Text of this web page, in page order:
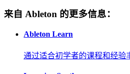
来自 Ableton 的更多信息：
Ableton Learn
通过适合初学者的课程和经验